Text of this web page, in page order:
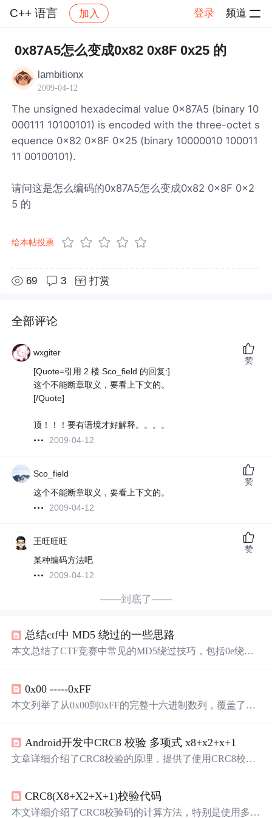
C++ 语言 加入 登录 频道
社区 C++ 语言
0x87A5怎么变成0x82 0x8F 0x25 的
lambitionx
2009-04-12
The unsigned hexadecimal value 0x87A5 (binary 10
000111 10100101) is encoded with the three-octet s
equence 0x82 0x8F 0x25 (binary 10000010 100011
11 00100101).
请问这是怎么编码的0x87A5怎么变成0x82 0x8F 0x2
5 的
给本帖投票
69 3 打赏
全部评论
wxgiter
[Quote=引用 2 楼 Sco_field 的回复:]
这个不能断章取义，要看上下文的。
[/Quote]
顶！！！要有语境才好解释。。。。
2009-04-12
赞
Sco_field
这个不能断章取义，要看上下文的。
2009-04-12
赞
王旺旺旺
某种编码方法吧
2009-04-12
赞
——到底了——
总结ctf中 MD5 绕过的一些思路
本文总结了CTF竞赛中常见的MD5绕过技巧，包括0e绕
全渗透测试。
0x00 -----0xFF
本文列举了从0x00到0xFF的完整十六进制数列，覆盖了0
Android开发中CRC8 校验 多项式 x8+x2+x+1
文章详细介绍了CRC8校验的原理，提供了使用CRC8校验
CRC8(X8+X2+X+1)校验代码
本文详细介绍了CRC8校验码的计算方法，特别是使用多项